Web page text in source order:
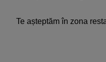
Te așteptăm în zona